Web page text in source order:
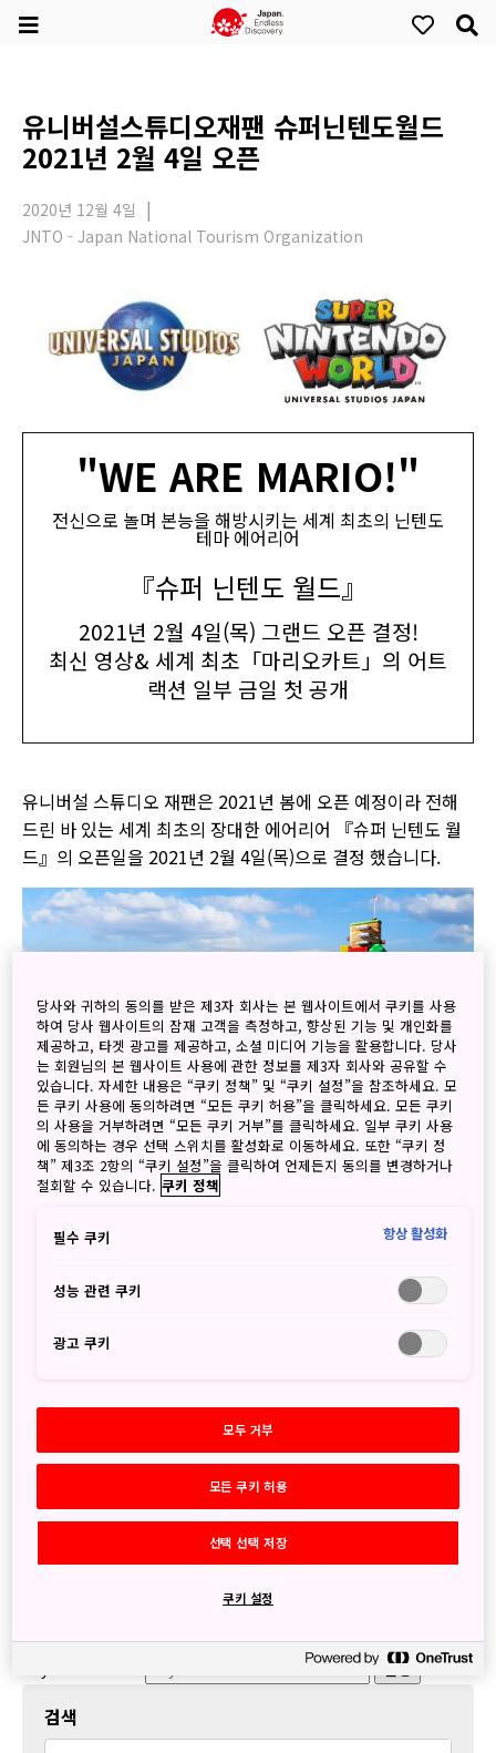
유니버설스튜디오재팬 슈퍼닌텐도월드
2021년 2월 4일 오픈
2020년 12월 4일
JNTO - Japan National Tourism Organization
"WE ARE MARIO!"
전신으로 놀며 본능을 해방시키는 세계 최초의 닌텐도
테마 에어리어
『슈퍼 닌텐도 월드』
2021년 2월 4일(목) 그랜드 오픈 결정!
최신 영상& 세계 최초「마리오카트」의 어트
랙션 일부 금일 첫 공개
유니버설 스튜디오 재팬은 2021년 봄에 오픈 예정이라 전해
드린 바 있는 세계 최초의 장대한 에어리어 『슈퍼 닌텐도 월
드』의 오픈일을 2021년 2월 4일(목)으로 결정 했습니다.
또한 에어리어 전경과 「마리오 카트」를 테마로 한 세계 최
와 에어리어의 심볼 중 하나인 「마리오 카트」 어트랙션이
『슈퍼 닌텐도 월드』는 일본이 세계에 자랑하는 닌텐도의 캐
어와 세계 최첨단 테크놀로지에 의해 압도적인 스케일과 퀄리
티로 현실세계에 재현한 대규모 테마 에어리어입니다. 2021
년 2월 4일(목) 진행될 『슈퍼 닌텐도 월드』의 그랜드 오프닝
은 내년 개업 20년을 맞이하는 유니버설 스튜디오 재팬에 있
어 기념할 해에 개막하게 됩니다.
자세히 보기
실행
검색
당사와 귀하의 동의를 받은 제3자 회사는 본 웹사이트에서 쿠키를 사용
하여 당사 웹사이트의 잠재 고객을 측정하고, 향상된 기능 및 개인화를
제공하고, 타겟 광고를 제공하고, 소셜 미디어 기능을 활용합니다. 당사
는 회원님의 본 웹사이트 사용에 관한 정보를 제3자 회사와 공유할 수
있습니다. 자세한 내용은 “쿠키 정책” 및 “쿠키 설정”을 참조하세요. 모
든 쿠키 사용에 동의하려면 “모든 쿠키 허용”을 클릭하세요. 모든 쿠키
의 사용을 거부하려면 “모든 쿠키 거부”를 클릭하세요. 일부 쿠키 사용
에 동의하는 경우 선택 스위치를 활성화로 이동하세요. 또한 “쿠키 정
책” 제3조 2항의 “쿠키 설정”을 클릭하여 언제든지 동의를 변경하거나
철회할 수 있습니다. 쿠키 정책
필수 쿠키 항상 활성화
성능 관련 쿠키
광고 쿠키
모두 거부
모든 쿠키 허용
선택 선택 저장
쿠키 설정